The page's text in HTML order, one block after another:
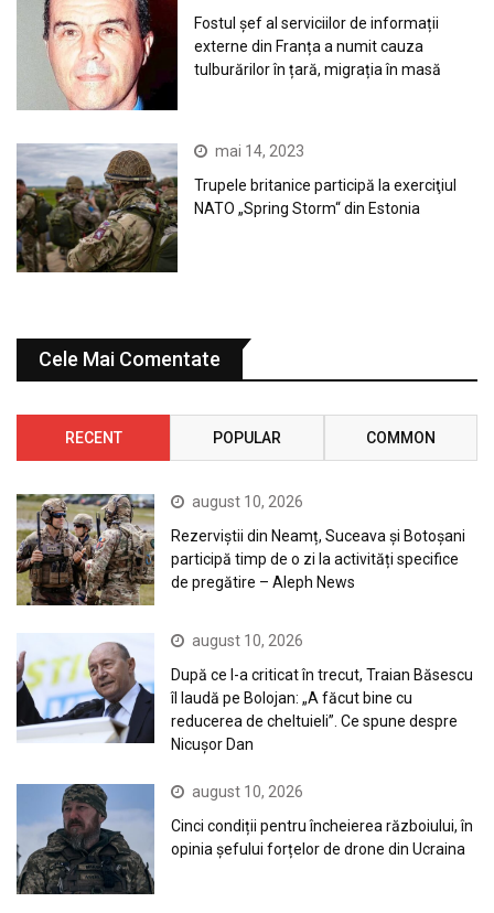
Fostul șef al serviciilor de informații
externe din Franța a numit cauza
tulburărilor în țară, migrația în masă
mai 14, 2023
Trupele britanice participă la exerciţiul
NATO „Spring Storm“ din Estonia
Cele Mai Comentate
RECENT POPULAR COMMON
august 10, 2026
Rezerviștii din Neamț, Suceava și Botoșani
participă timp de o zi la activități specifice
de pregătire – Aleph News
august 10, 2026
După ce l-a criticat în trecut, Traian Băsescu
îl laudă pe Bolojan: „A făcut bine cu
reducerea de cheltuieli”. Ce spune despre
Nicușor Dan
august 10, 2026
Cinci condiții pentru încheierea războiului, în
opinia șefului forțelor de drone din Ucraina